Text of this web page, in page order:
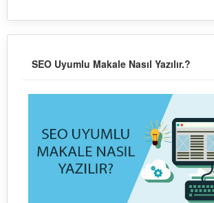
SEO Uyumlu Makale Nasıl Yazılır.?